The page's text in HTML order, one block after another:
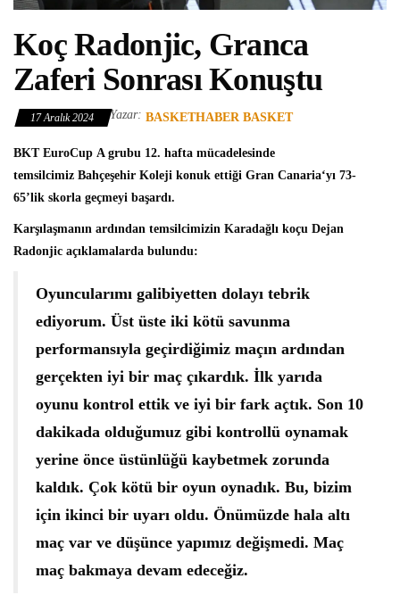
Koç Radonjic, Granca
Zaferi Sonrası Konuştu
17 Aralık 2024 Yazar: BASKETHABER BASKET
BKT EuroCup A grubu 12. hafta mücadelesinde
temsilcimiz Bahçeşehir Koleji konuk ettiği Gran Canaria‘yı 73-
65’lik skorla geçmeyi başardı.
Karşılaşmanın ardından temsilcimizin Karadağlı koçu Dejan
Radonjic açıklamalarda bulundu:
Oyuncularımı galibiyetten dolayı tebrik
ediyorum. Üst üste iki kötü savunma
performansıyla geçirdiğimiz maçın ardından
gerçekten iyi bir maç çıkardık. İlk yarıda
oyunu kontrol ettik ve iyi bir fark açtık. Son 10
dakikada olduğumuz gibi kontrollü oynamak
yerine önce üstünlüğü kaybetmek zorunda
kaldık. Çok kötü bir oyun oynadık. Bu, bizim
için ikinci bir uyarı oldu. Önümüzde hala altı
maç var ve düşünce yapımız değişmedi. Maç
maç bakmaya devam edeceğiz.